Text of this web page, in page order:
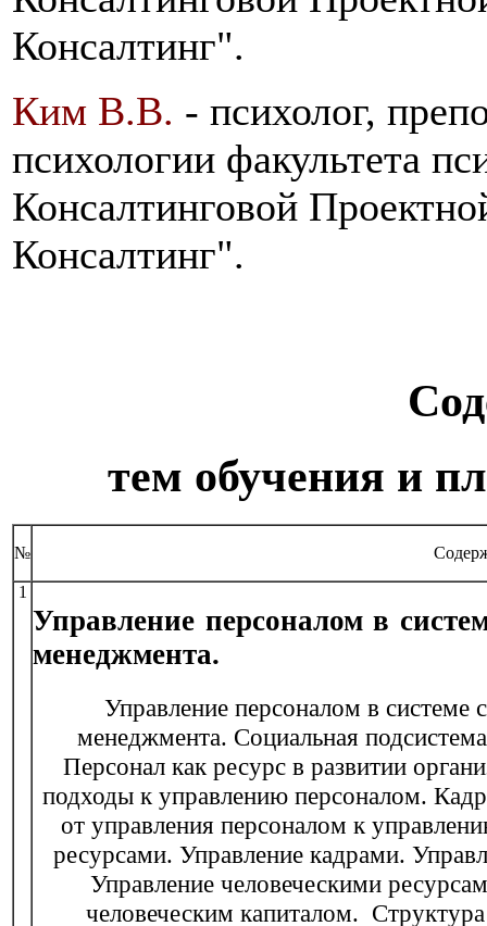
Консалтинг".
Ким В.В. - психолог,
психологии факультета
Консалтинговой
Консалтинг".
тем обучения и
№
1
Управление персоналом в
менеджмента.
Управление персоналом в системе
менеджмента. Социальная
Персонал как ресурс в развитии
подходы к управлению персоналом.
от управления персоналом к
ресурсами. Управление кадрами.
Управление человеческими
человеческим капиталом. Структура